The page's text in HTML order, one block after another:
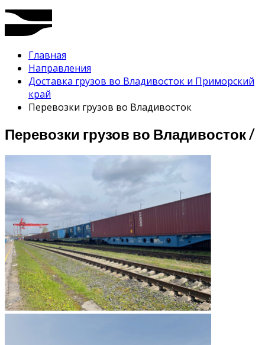
Главная
Направления
Доставка грузов во Владивосток и Приморский
край
Перевозки грузов во Владивосток
Перевозки грузов во Владивосток /